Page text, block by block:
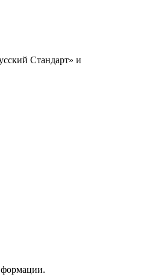
Стандарт» и